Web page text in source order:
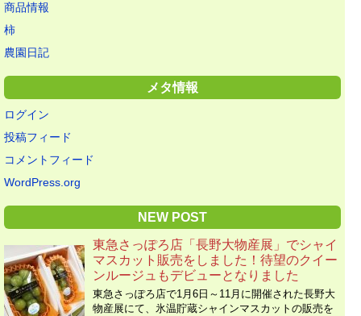
商品情報
柿
農園日記
メタ情報
ログイン
投稿フィード
コメントフィード
WordPress.org
NEW POST
東急さっぽろ店「長野大物産展」でシャイ
マスカット販売をしました！待望のクイー
ンルージュもデビューとなりました
東急さっぽろ店で1月6日～11月に開催された長野大
物産展にて、氷温貯蔵シャインマスカットの販売を